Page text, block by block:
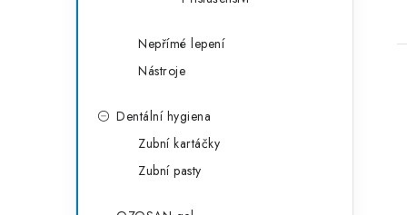
Nepřímé lepení
Nástroje
Dentální hygiena
Zubní kartáčky
Zubní pasty